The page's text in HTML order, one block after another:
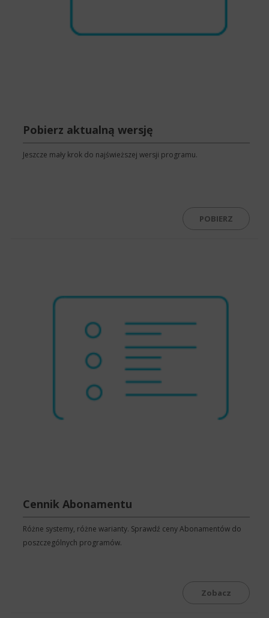
Pobierz aktualną wersję
Jeszcze mały krok do najświeższej wersji programu.
POBIERZ
Cennik Abonamentu
Różne systemy, różne warianty. Sprawdź ceny Abonamentów do
poszczególnych programów.
Zobacz